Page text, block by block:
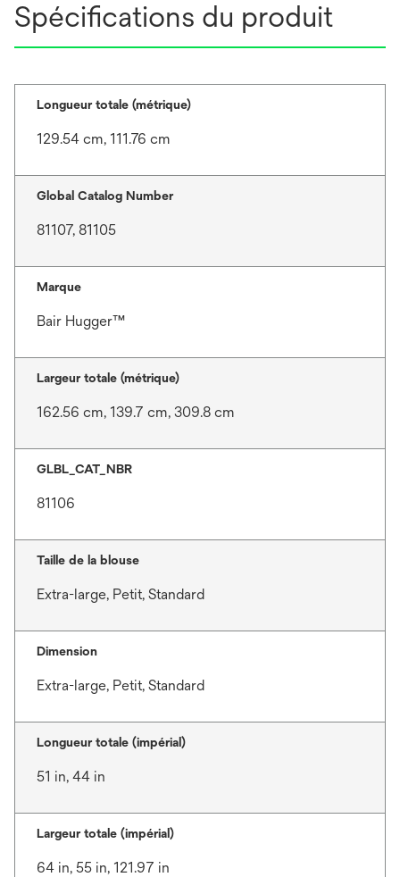
Spécifications du produit
Longueur totale (métrique)
129.54 cm, 111.76 cm
Global Catalog Number
81107, 81105
Marque
Bair Hugger™
Largeur totale (métrique)
162.56 cm, 139.7 cm, 309.8 cm
GLBL_CAT_NBR
81106
Taille de la blouse
Extra-large, Petit, Standard
Dimension
Extra-large, Petit, Standard
Longueur totale (impérial)
51 in, 44 in
Largeur totale (impérial)
64 in, 55 in, 121.97 in